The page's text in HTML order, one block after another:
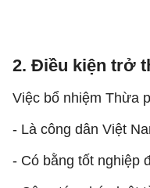
2. Điều kiện trở
Việc bổ nhiệm Thừa
- Là công dân Việt
- Có bằng tốt nghiệp